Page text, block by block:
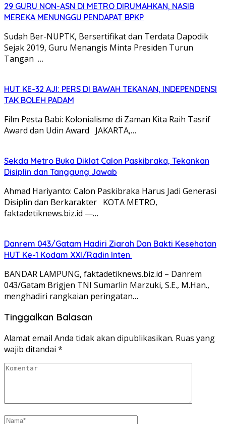
29 GURU NON-ASN DI METRO DIRUMAHKAN, NASIB
MEREKA MENUNGGU PENDAPAT BPKP
Sudah Ber-NUPTK, Bersertifikat dan Terdata Dapodik
Sejak 2019, Guru Menangis Minta Presiden Turun
Tangan …
HUT KE-32 AJI: PERS DI BAWAH TEKANAN, INDEPENDENSI
TAK BOLEH PADAM
Film Pesta Babi: Kolonialisme di Zaman Kita Raih Tasrif
Award dan Udin Award JAKARTA,…
Sekda Metro Buka Diklat Calon Paskibraka, Tekankan
Disiplin dan Tanggung Jawab
Ahmad Hariyanto: Calon Paskibraka Harus Jadi Generasi
Disiplin dan Berkarakter KOTA METRO,
faktadetiknews.biz.id —…
Danrem 043/Gatam Hadiri Ziarah Dan Bakti Kesehatan
HUT Ke-1 Kodam XXI/Radin Inten
BANDAR LAMPUNG, faktadetiknews.biz.id – Danrem
043/Gatam Brigjen TNI Sumarlin Marzuki, S.E., M.Han.,
menghadiri rangkaian peringatan…
Tinggalkan Balasan
Alamat email Anda tidak akan dipublikasikan. Ruas yang
wajib ditandai *